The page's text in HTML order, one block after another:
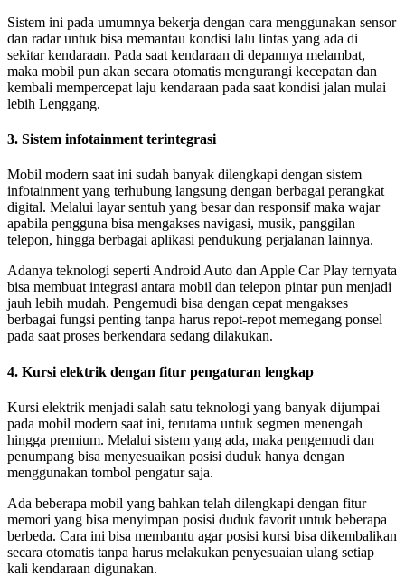
Sistem ini pada umumnya bekerja dengan cara menggunakan sensor
dan radar untuk bisa memantau kondisi lalu lintas yang ada di
sekitar kendaraan. Pada saat kendaraan di depannya melambat,
maka mobil pun akan secara otomatis mengurangi kecepatan dan
kembali mempercepat laju kendaraan pada saat kondisi jalan mulai
lebih Lenggang.
3. Sistem infotainment terintegrasi
Mobil modern saat ini sudah banyak dilengkapi dengan sistem
infotainment yang terhubung langsung dengan berbagai perangkat
digital. Melalui layar sentuh yang besar dan responsif maka wajar
apabila pengguna bisa mengakses navigasi, musik, panggilan
telepon, hingga berbagai aplikasi pendukung perjalanan lainnya.
Adanya teknologi seperti Android Auto dan Apple Car Play ternyata
bisa membuat integrasi antara mobil dan telepon pintar pun menjadi
jauh lebih mudah. Pengemudi bisa dengan cepat mengakses
berbagai fungsi penting tanpa harus repot-repot memegang ponsel
pada saat proses berkendara sedang dilakukan.
4. Kursi elektrik dengan fitur pengaturan lengkap
Kursi elektrik menjadi salah satu teknologi yang banyak dijumpai
pada mobil modern saat ini, terutama untuk segmen menengah
hingga premium. Melalui sistem yang ada, maka pengemudi dan
penumpang bisa menyesuaikan posisi duduk hanya dengan
menggunakan tombol pengatur saja.
Ada beberapa mobil yang bahkan telah dilengkapi dengan fitur
memori yang bisa menyimpan posisi duduk favorit untuk beberapa
berbeda. Cara ini bisa membantu agar posisi kursi bisa dikembalikan
secara otomatis tanpa harus melakukan penyesuaian ulang setiap
kali kendaraan digunakan.